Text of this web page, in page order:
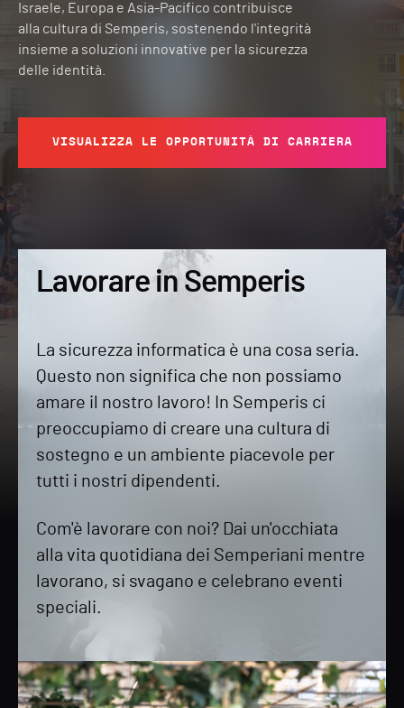
Israele, Europa e Asia-Pacifico contribuisce
alla cultura di Semperis, sostenendo l'integrità
insieme a soluzioni innovative per la sicurezza
delle identità.
VISUALIZZA LE OPPORTUNITÀ DI CARRIERA
Lavorare in Semperis
La sicurezza informatica è una cosa seria.
Questo non significa che non possiamo
amare il nostro lavoro! In Semperis ci
preoccupiamo di creare una cultura di
sostegno e un ambiente piacevole per
tutti i nostri dipendenti.
Com'è lavorare con noi? Dai un'occhiata
alla vita quotidiana dei Semperiani mentre
lavorano, si svagano e celebrano eventi
speciali.